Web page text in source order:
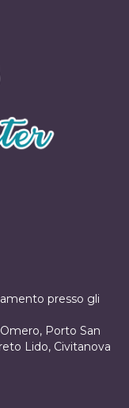
presso gli
, Porto San
Lido, Civitanova